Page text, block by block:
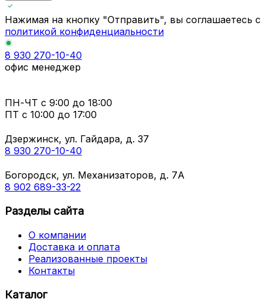
Нажимая на кнопку "Отправить", вы соглашаетесь с
политикой конфиденциальности
8 930 270-10-40
офис менеджер
ПН-ЧТ с 9:00 до 18:00
ПТ с 10:00 до 17:00
Дзержинск, ул. Гайдара, д. 37
8 930 270-10-40
Богородск, ул. Механизаторов, д. 7А
8 902 689-33-22
Разделы сайта
О компании
Доставка и оплата
Реализованные проекты
Контакты
Каталог